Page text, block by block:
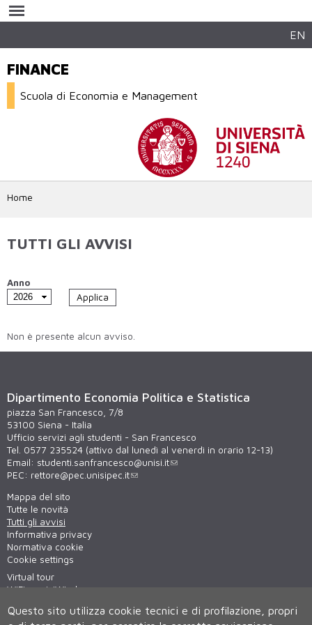
contenuto
EN
FINANCE
Scuola di Economia e Management
Home
TUTTI GLI AVVISI
Anno
Non è presente alcun avviso.
Dipartimento Economia Politica e Statistica
piazza San Francesco, 7/8
53100 Siena - Italia
Ufficio servizi agli studenti - San Francesco
Tel. 0577 235524 (attivo dal lunedì al venerdì in orario 12-13)
Email: studenti.sanfrancesco@unisi.it
PEC: rettore@pec.unisipec.it
Mappa del sito
Tutte le novità
Tutti gli avvisi
Informativa privacy
Normativa cookie
Cookie settings
Virtual tour
WiFi - unisiWireless
Questo sito utilizza cookie tecnici e di profilazione, propri